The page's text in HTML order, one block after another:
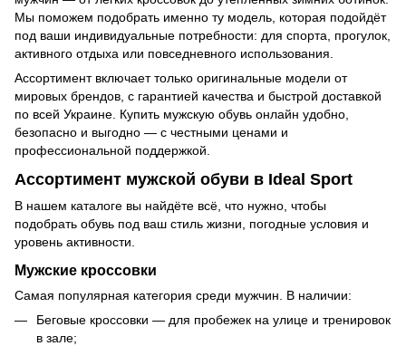
Мы поможем подобрать именно ту модель, которая подойдёт
под ваши индивидуальные потребности: для спорта, прогулок,
активного отдыха или повседневного использования.
Ассортимент включает только оригинальные модели от
мировых брендов, с гарантией качества и быстрой доставкой
по всей Украине. Купить мужскую обувь онлайн удобно,
безопасно и выгодно — с честными ценами и
профессиональной поддержкой.
Ассортимент мужской обуви в Ideal Sport
В нашем каталоге вы найдёте всё, что нужно, чтобы
подобрать обувь под ваш стиль жизни, погодные условия и
уровень активности.
Мужские кроссовки
Самая популярная категория среди мужчин. В наличии:
Беговые кроссовки — для пробежек на улице и тренировок
в зале;